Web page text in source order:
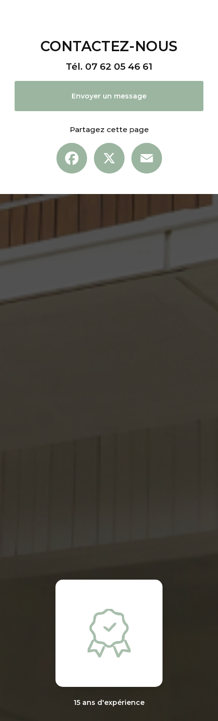
CONTACTEZ-NOUS
Tél. 07 62 05 46 61
Envoyer un message
Partagez cette page
Facebook
15 ans d'expérience